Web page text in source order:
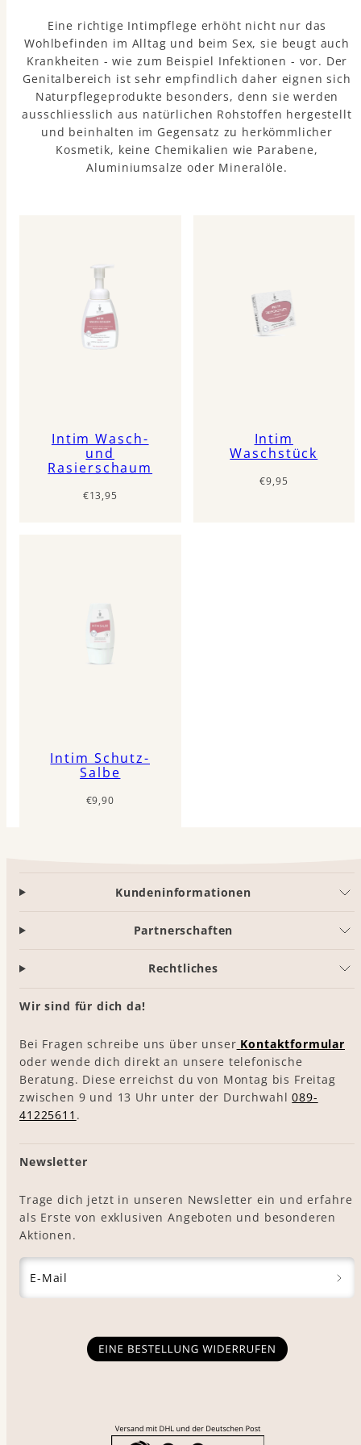
Eine richtige Intimpflege erhöht nicht nur das
Wohlbefinden im Alltag und beim Sex, sie beugt auch
Krankheiten - wie zum Beispiel Infektionen - vor. Der
Genitalbereich ist sehr empfindlich daher eignen sich
Naturpflegeprodukte besonders, denn sie werden
ausschliesslich aus natürlichen Rohstoffen hergestellt
und beinhalten im Gegensatz zu herkömmlicher
Kosmetik, keine Chemikalien wie Parabene,
Aluminiumsalze oder Mineralöle.
Intim Wasch-
und
Rasierschaum
Regulärer
€13,95
Intim
Waschstück
Regulärer
€9,95
Intim Schutz-
Salbe
Regulärer
€9,90
Kundeninformationen
Partnerschaften
Rechtliches
Wir sind für dich da!
Bei Fragen schreibe uns über unser Kontaktformular
oder wende dich direkt an unsere telefonische
Beratung. Diese erreichst du von Montag bis Freitag
zwischen 9 und 13 Uhr unter der Durchwahl089-
41225611 .
Newsletter
Trage dich jetzt in unseren Newsletter ein und erfahre
als Erste von exklusiven Angeboten und besonderen
Aktionen.
E-Mail